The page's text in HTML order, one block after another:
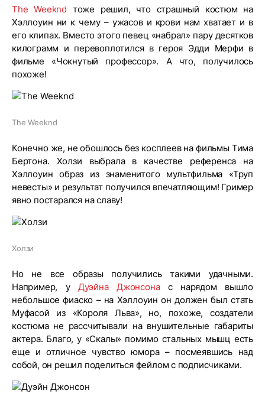
The Weeknd тоже решил, что страшный костюм на
Хэллоуин ни к чему – ужасов и крови нам хватает и в
его клипах. Вместо этого певец «набрал» пару десятков
килограмм и перевоплотился в героя Эдди Мерфи в
фильме «Чокнутый профессор». А что, получилось
похоже!
The Weeknd
Конечно же, не обошлось без косплеев на фильмы Тима
Бертона. Холзи выбрала в качестве референса на
Хэллоуин образ из знаменитого мультфильма «Труп
невесты» и результат получился впечатляющим! Гример
явно постарался на славу!
Холзи
Но не все образы получились такими удачными.
Например, у Дуэйна Джонсонас нарядом вышло
небольшое фиаско – на Хэллоуин он должен был стать
Муфасой из «Короля Льва», но, похоже, создатели
костюма не рассчитывали на внушительные габариты
актера. Благо, у «Скалы» помимо стальных мышц есть
еще и отличное чувство юмора – посмеявшись над
собой, он решил поделиться фейлом с подписчиками.